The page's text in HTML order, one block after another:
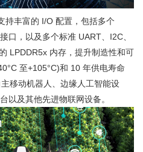
丰富的 I/O 配置，包括多个
口，以及多个标准 UART、I2C、
LPDDR5x 内存，提升制造性和可
至+105°C)和 10 年供电寿命
动机器人、边缘人工智能设
以及其他先进物联网设备。